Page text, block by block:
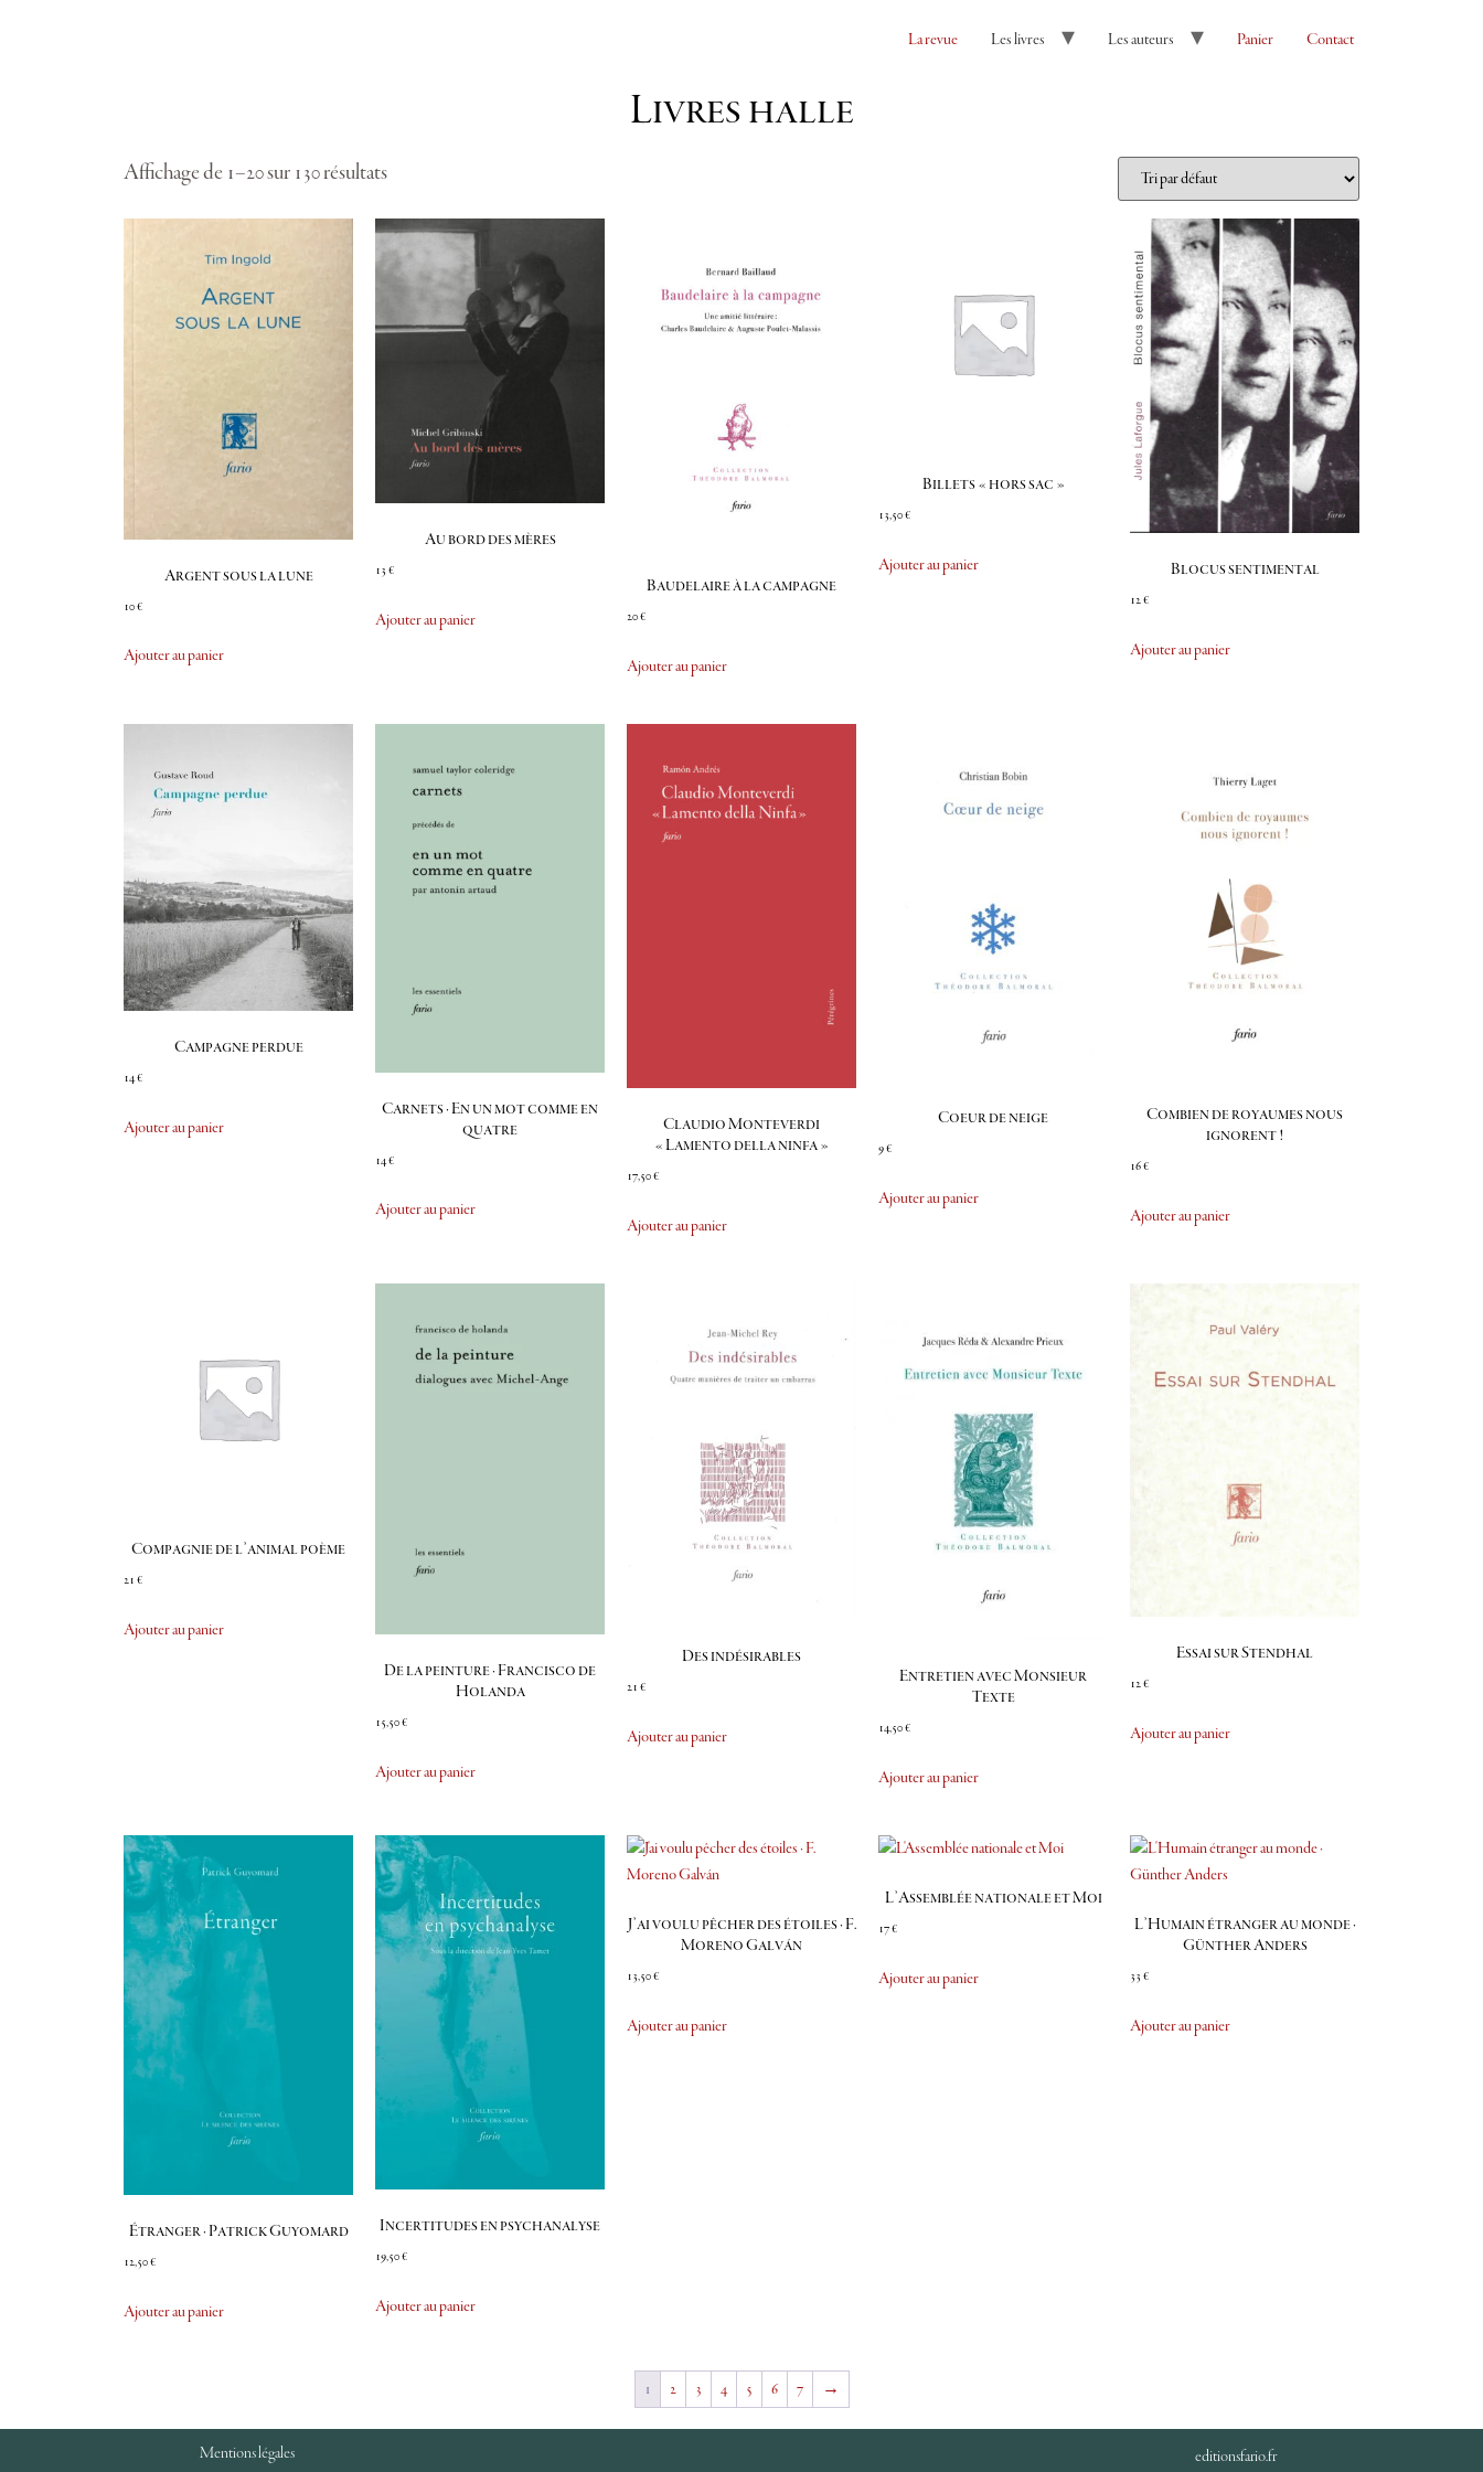
La revue Les livres Les auteurs Panier Contact
Livres halle
Affichage de 1–20 sur 130 résultats
Argent sous la lune
10€
Ajouter au panier
Au bord des mères
13€
Ajouter au panier
Baudelaire à la campagne
20€
Ajouter au panier
Billets « hors sac »
13,50€
Ajouter au panier Blocus sentimental
12€
Ajouter au panier
Campagne perdue
14€
Ajouter au panier
Carnets · En un mot comme en
quatre
14€
Ajouter au panier
Claudio Monteverdi
« Lamento della ninfa »
17,50€
Ajouter au panier
Coeur de neige
9€
Ajouter au panier
Combien de royaumes nous
ignorent !
16€
Ajouter au panier
Compagnie de l’animal poème
21€
Ajouter au panier
De la peinture · Francisco de
Holanda
15,50€
Ajouter au panier
Des indésirables
21€
Ajouter au panier
Entretien avec Monsieur
Texte
14,50€
Ajouter au panier
Essai sur Stendhal
12€
Ajouter au panier
Étranger · Patrick Guyomard
12,50€
Ajouter au panier
Incertitudes en psychanalyse
19,50€
Ajouter au panier
J’ai voulu pêcher des étoiles · F.
Moreno Galván
13,50€
Ajouter au panier
L’Assemblée nationale et Moi
17€
Ajouter au panier
L’Humain étranger au monde ·
Günther Anders
33€
Ajouter au panier
1 2 3 4 5 6 7 →
Mentions légales editionsfario.fr